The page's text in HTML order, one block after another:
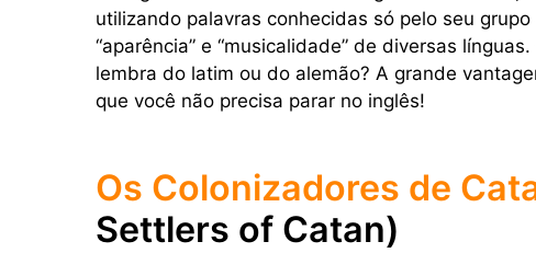
utilizando palavras conhecidas só pelo seu
“aparência” e “musicalidade” de diversas
lembra do latim ou do alemão? A grande
que você não precisa parar no inglês!
Os Colonizadores de
Settlers of Catan)